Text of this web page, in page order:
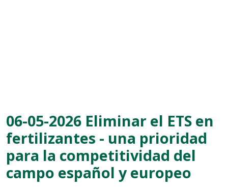
06-05-2026 Eliminar el ETS en
fertilizantes - una prioridad
para la competitividad del
campo español y europeo